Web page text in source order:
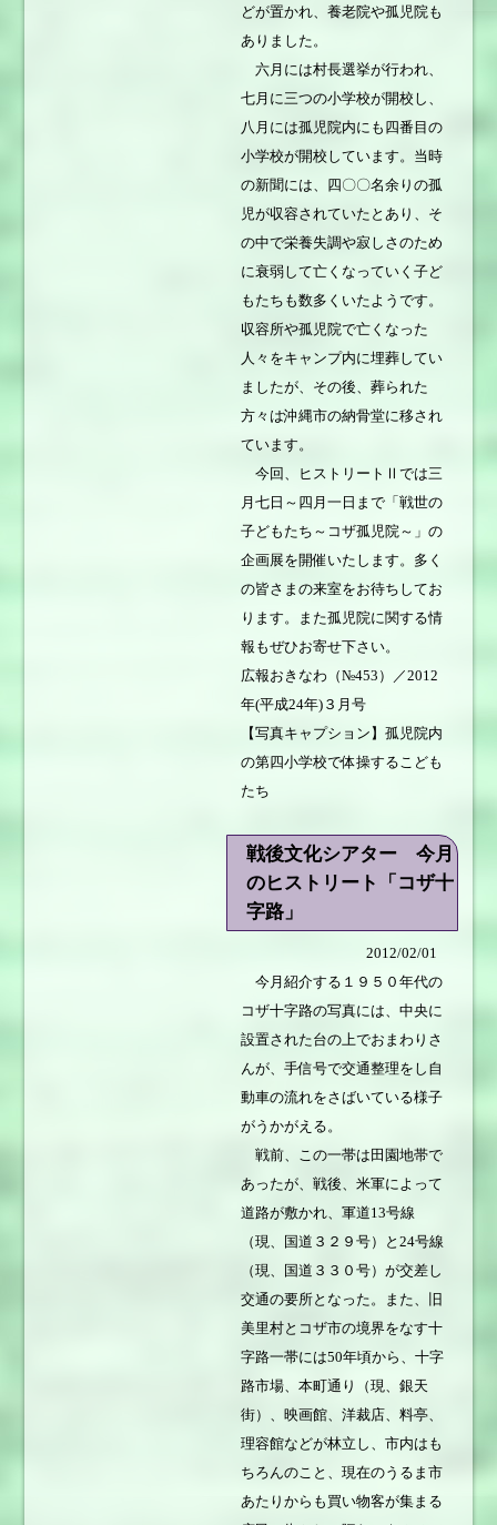
どが置かれ、養老院や孤児院も
ありました。
六月には村長選挙が行われ、
七月に三つの小学校が開校し、
八月には孤児院内にも四番目の
小学校が開校しています。当時
の新聞には、四〇〇名余りの孤
児が収容されていたとあり、そ
の中で栄養失調や寂しさのため
に衰弱して亡くなっていく子ど
もたちも数多くいたようです。
収容所や孤児院で亡くなった
人々をキャンプ内に埋葬してい
ましたが、その後、葬られた
方々は沖縄市の納骨堂に移され
ています。
今回、ヒストリートⅡでは三
月七日～四月一日まで「戦世の
子どもたち～コザ孤児院～」の
企画展を開催いたします。多く
の皆さまの来室をお待ちしてお
ります。また孤児院に関する情
報もぜひお寄せ下さい。
広報おきなわ（№453）／2012
年(平成24年)３月号
【写真キャプション】孤児院内
の第四小学校で体操するこども
たち
戦後文化シアター 今月
のヒストリート「コザ十
字路」
2012/02/01
今月紹介する１９５０年代の
コザ十字路の写真には、中央に
設置された台の上でおまわりさ
んが、手信号で交通整理をし自
動車の流れをさばいている様子
がうかがえる。
戦前、この一帯は田園地帯で
あったが、戦後、米軍によって
道路が敷かれ、軍道13号線
（現、国道３２９号）と24号線
（現、国道３３０号）が交差し
交通の要所となった。また、旧
美里村とコザ市の境界をなす十
字路一帯には50年頃から、十字
路市場、本町通り（現、銀天
街）、映画館、洋裁店、料亭、
理容館などが林立し、市内はも
ちろんのこと、現在のうるま市
あたりからも買い物客が集まる